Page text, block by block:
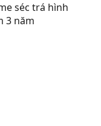
séc trá hình
3 năm